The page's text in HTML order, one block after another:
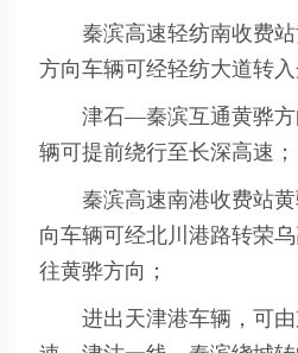
秦滨高速轻纺南收费
方向车辆可经轻纺大道转
津石—秦滨互通黄骅
辆可提前绕行至长深高速；
秦滨高速南港收费站
向车辆可经北川港路转荣
往黄骅方向；
进出天津港车辆，可